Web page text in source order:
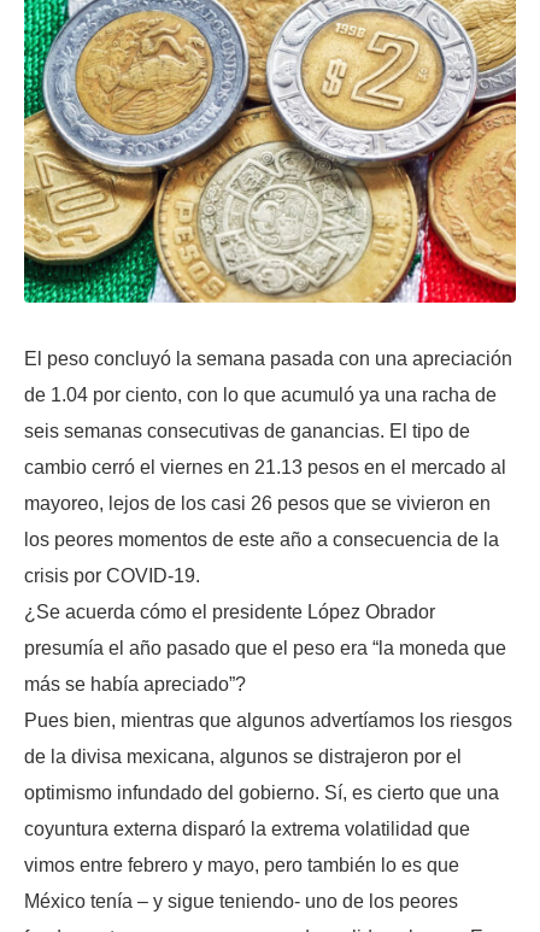
El peso concluyó la semana pasada con una apreciación
de 1.04 por ciento, con lo que acumuló ya una racha de
seis semanas consecutivas de ganancias. El tipo de
cambio cerró el viernes en 21.13 pesos en el mercado al
mayoreo, lejos de los casi 26 pesos que se vivieron en
los peores momentos de este año a consecuencia de la
crisis por COVID-19.
¿Se acuerda cómo el presidente López Obrador
presumía el año pasado que el peso era “la moneda que
más se había apreciado”?
Pues bien, mientras que algunos advertíamos los riesgos
de la divisa mexicana, algunos se distrajeron por el
optimismo infundado del gobierno. Sí, es cierto que una
coyuntura externa disparó la extrema volatilidad que
vimos entre febrero y mayo, pero también lo es que
México tenía – y sigue teniendo- uno de los peores